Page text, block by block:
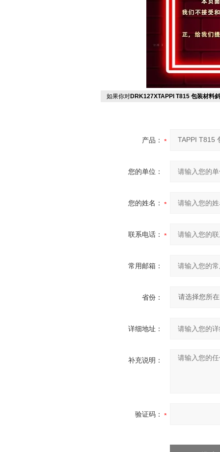
如果你对DRK127XTAPPI T815 包装材料
产品：
您的单位：
您的姓名：
联系电话：
常用邮箱：
省份：
详细地址：
补充说明：
验证码：